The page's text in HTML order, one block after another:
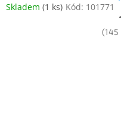
Skladem (1 ks) Kód: 101771
(145